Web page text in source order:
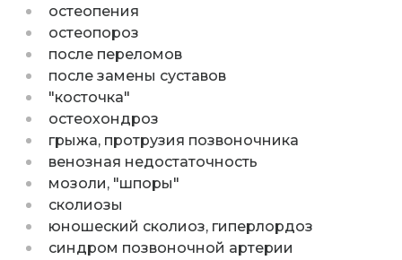
остеопения
остеопороз
после переломов
после замены суставов
"косточка"
остеохондроз
грыжа, протрузия позвоночника
венозная недостаточность
мозоли, "шпоры"
сколиозы
юношеский сколиоз, гиперлордоз
синдром позвоночной артерии